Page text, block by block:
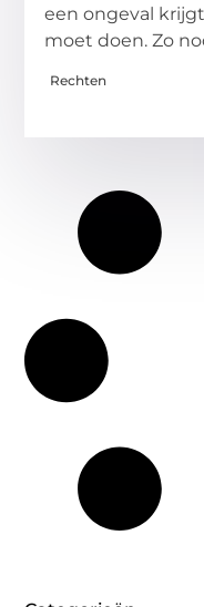
een ongeval
moet doen. Zo
Rechten